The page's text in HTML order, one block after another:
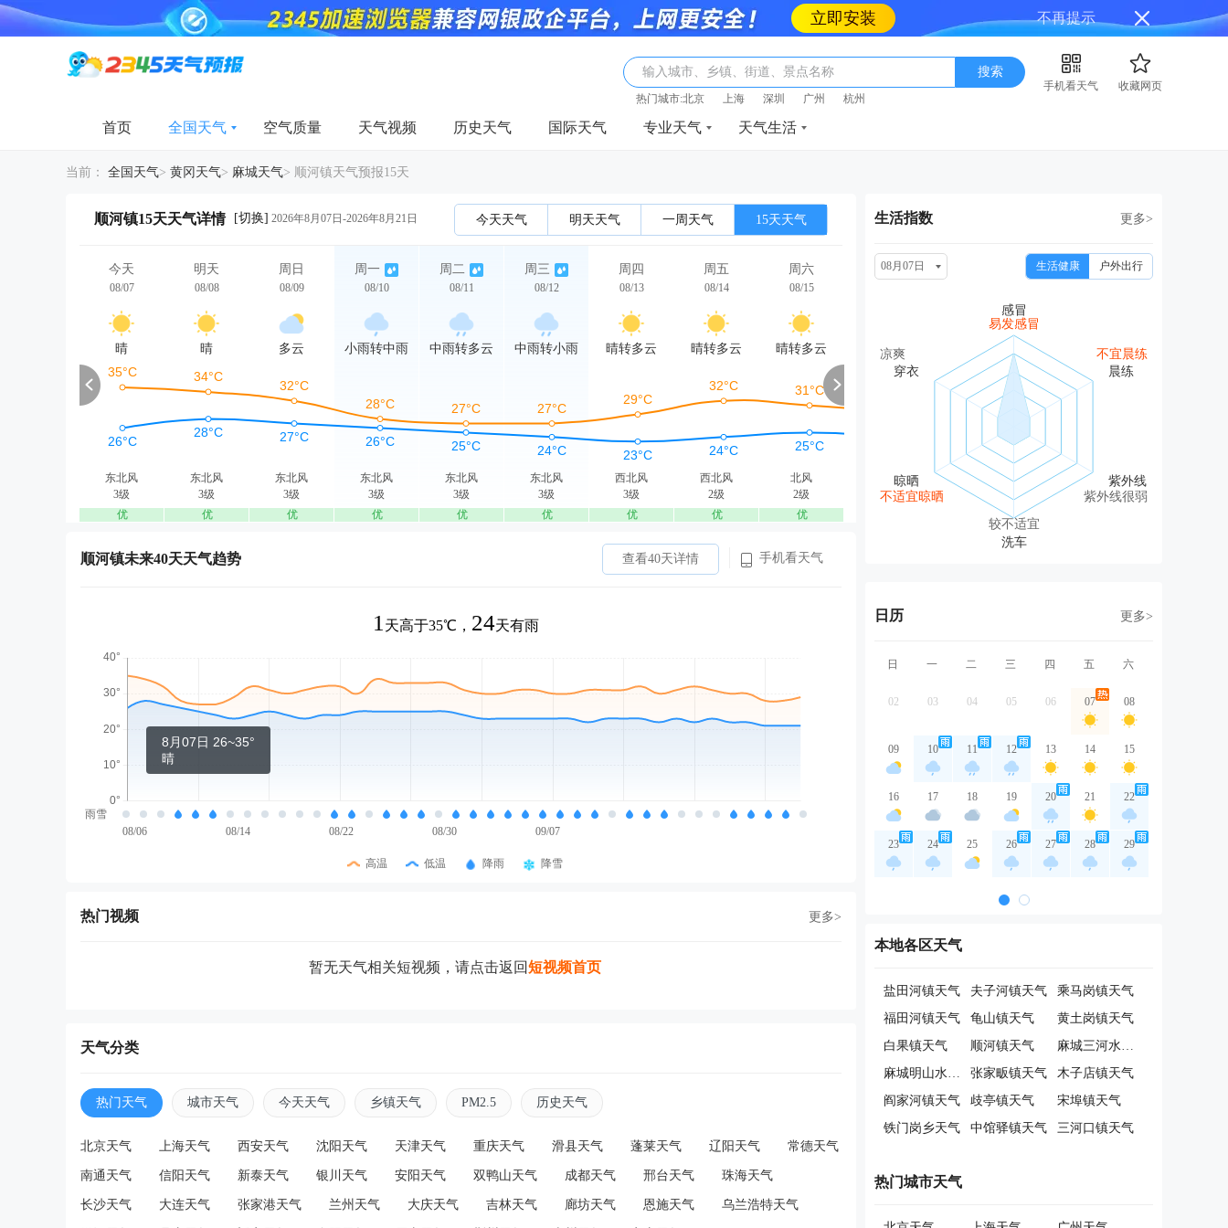
立即安装 不再提示
输入城市、乡镇、街道、景点名称 搜索
手机看天气
收藏网页
热门城市:北京 上海 深圳 广州 杭州
首页 全国天气 空气质量 天气视频 历史天气 国际天气 专业天气 天气生活
当前： 全国天气> 黄冈天气> 麻城天气> 顺河镇天气预报15天
顺河镇15天天气详情 [切换] 2026年8月07日-2026年8月21日 今天天气 明天天气 一周天气 15天天气
今天
08/07
晴
东北风
3级
优
明天
08/08
晴
东北风
3级
优
周日
08/09
多云
东北风
3级
优
周一
08/10
小雨转中雨
东北风
3级
优
周二
08/11
中雨转多云
东北风
3级
优
周三
08/12
中雨转小雨
东北风
3级
优
周四
08/13
晴转多云
西北风
3级
优
周五
08/14
晴转多云
西北风
2级
优
周六
08/15
晴转多云
北风
2级
优
周日
多云
东北风
2级
东北风
3级
周二
东北风
2级
周三
多云转小雨
东北风
2级
顺河镇未来40天天气趋势 查看40天详情 手机看天气
1 天高于35℃， 24天有雨
8月07日 26~35°
晴
雨雪
08/06
08/14 08/22 08/30 09/07
高温 低温 降雨 降雪
热门视频 更多>
暂无天气相关短视频，请点击返回短视频首页
天气分类
热门天气 城市天气 今天天气 乡镇天气 PM2.5 历史天气
北京天气 上海天气 西安天气 沈阳天气 天津天气 重庆天气 滑县天气 蓬莱天气 辽阳天气 常德天气
南通天气 信阳天气 新泰天气 银川天气 安阳天气 双鸭山天气 成都天气 邢台天气 珠海天气
长沙天气 大连天气 张家港天气 兰州天气 大庆天气 吉林天气 廊坊天气 恩施天气 乌兰浩特天气
生活指数 更多>
08月07日 生活健康 户外出行
易发感冒
凉爽
不适宜晾晒
较不适宜
紫外线很弱
不宜晨练
日历 更多>
日 一 二 三 四 五 六
02 03 04 05 06 07 08
09 10 11 12 13 14 15
16 17 18 19 20 21 22
23 24 25 26 27 28 29
本地各区天气
盐田河镇天气 夫子河镇天气
乘马岗镇天气
福田河镇天气
龟山镇天气
黄土岗镇天气
白果镇天气
顺河镇天气
麻城三河水库天气
麻城明山水库天气
张家畈镇天气
木子店镇天气
阎家河镇天气
歧亭镇天气
宋埠镇天气
铁门岗乡天气
中馆驿镇天气 三河口镇天气
热门城市天气